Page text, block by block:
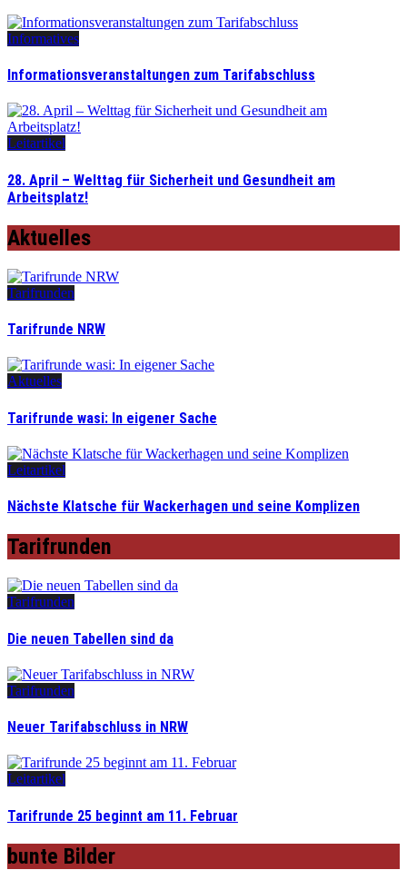
Informatives
Informationsveranstaltungen zum Tarifabschluss
Leitartikel
28. April – Welttag für Sicherheit und Gesundheit am
Arbeitsplatz!
Aktuelles
Tarifrunden
Tarifrunde NRW
Aktuelles
Tarifrunde wasi: In eigener Sache
Leitartikel
Nächste Klatsche für Wackerhagen und seine Komplizen
Tarifrunden
Tarifrunden
Die neuen Tabellen sind da
Tarifrunden
Neuer Tarifabschluss in NRW
Leitartikel
Tarifrunde 25 beginnt am 11. Februar
bunte Bilder